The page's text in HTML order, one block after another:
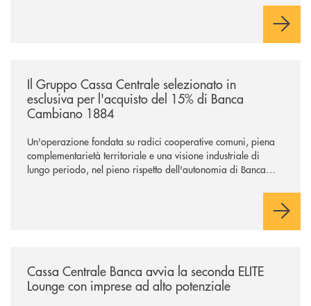
negoziazione esclusiva per la finalizzazione dell’operazione.
Il Gruppo Cassa Centrale selezionato in
esclusiva per l'acquisto del 15% di Banca
Cambiano 1884
Un'operazione fondata su radici cooperative comuni, piena
complementarietà territoriale e una visione industriale di
lungo periodo, nel pieno rispetto dell'autonomia di Banca
negoziazione esclusiva per la finalizzazione dell’operazione.
Cassa Centrale Banca avvia la seconda ELITE
Lounge con imprese ad alto potenziale